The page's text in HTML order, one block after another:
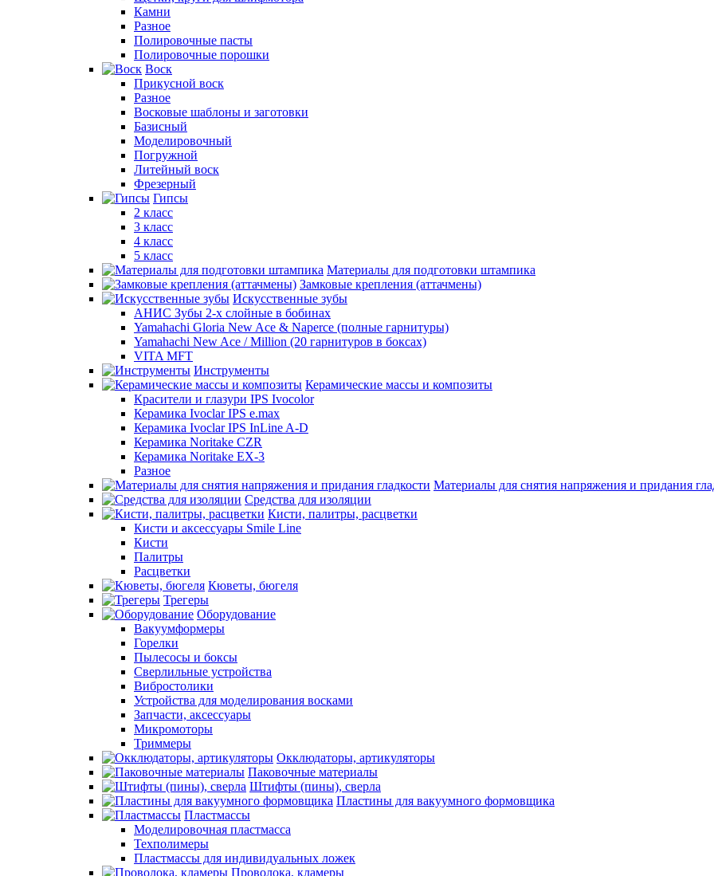
Камни
Разное
Полировочные пасты
Полировочные порошки
Воск
Прикусной воск
Разное
Восковые шаблоны и заготовки
Базисный
Моделировочный
Погружной
Литейный воск
Фрезерный
Гипсы
2 класс
3 класс
4 класс
5 класс
Материалы для подготовки штампика
Замковые крепления (аттачмены)
Искусственные зубы
АНИС Зубы 2-х слойные в бобинах
Yamahachi Gloria New Ace & Naperce (полные гарнитуры)
Yamahachi New Ace / Million (20 гарнитуров в боксах)
VITA MFT
Инструменты
Керамические массы и композиты
Красители и глазури IPS Ivocolor
Керамика Ivoclar IPS e.max
Керамика Ivoclar IPS InLine A-D
Керамика Noritake CZR
Керамика Noritake EX-3
Разное
Материалы для снятия напряжения и придания
Средства для изоляции
Кисти, палитры, расцветки
Кисти и аксессуары Smile Line
Кисти
Палитры
Расцветки
Кюветы, бюгеля
Трегеры
Оборудование
Вакуумформеры
Горелки
Пылесосы и боксы
Сверлильные устройства
Вибростолики
Устройства для моделирования восками
Запчасти, аксессуары
Микромоторы
Триммеры
Окклюдаторы, артикуляторы
Паковочные материалы
Штифты (пины), сверла
Пластины для вакуумного формовщика
Пластмассы
Моделировочная пластмасса
Техполимеры
Пластмассы для индивидуальных ложек
Проволока, кламеры